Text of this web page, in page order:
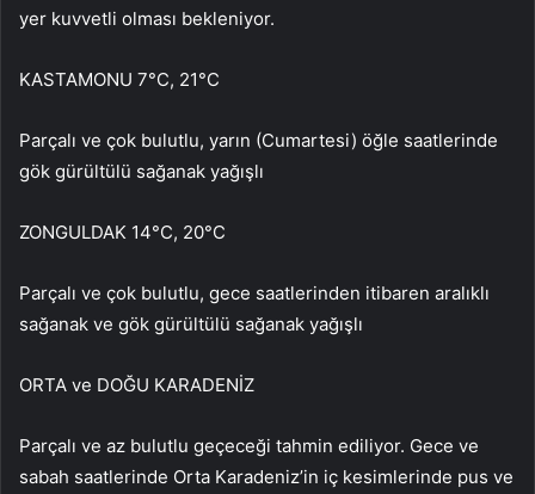
yer kuvvetli olması bekleniyor.
KASTAMONU 7°C, 21°C
Parçalı ve çok bulutlu, yarın (Cumartesi) öğle saatlerinde
gök gürültülü sağanak yağışlı
ZONGULDAK 14°C, 20°C
Parçalı ve çok bulutlu, gece saatlerinden itibaren aralıklı
sağanak ve gök gürültülü sağanak yağışlı
ORTA ve DOĞU KARADENİZ
Parçalı ve az bulutlu geçeceği tahmin ediliyor. Gece ve
sabah saatlerinde Orta Karadeniz’in iç kesimlerinde pus ve